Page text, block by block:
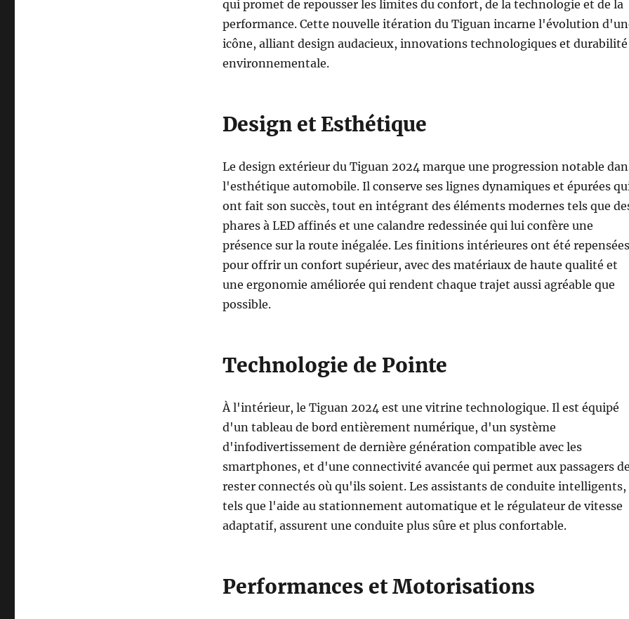
qui promet de repousser les limites du confort, de la technologie et de la
performance. Cette nouvelle itération du Tiguan incarne l'évolution
icône, alliant design audacieux, innovations technologiques et durabilité
environnementale.
Design et Esthétique
Le design extérieur du Tiguan 2024 marque une progression notable
l'esthétique automobile. Il conserve ses lignes dynamiques et épurées
ont fait son succès, tout en intégrant des éléments modernes tels que
phares à LED affinés et une calandre redessinée qui lui confère une
présence sur la route inégalée. Les finitions intérieures ont été repensées
pour offrir un confort supérieur, avec des matériaux de haute qualité et
une ergonomie améliorée qui rendent chaque trajet aussi agréable que
possible.
Technologie de Pointe
À l'intérieur, le Tiguan 2024 est une vitrine technologique. Il est équipé
d'un tableau de bord entièrement numérique, d'un système
d'infodivertissement de dernière génération compatible avec les
smartphones, et d'une connectivité avancée qui permet aux passagers
rester connectés où qu'ils soient. Les assistants de conduite intelligents,
tels que l'aide au stationnement automatique et le régulateur de vitesse
adaptatif, assurent une conduite plus sûre et plus confortable.
Performances et Motorisations